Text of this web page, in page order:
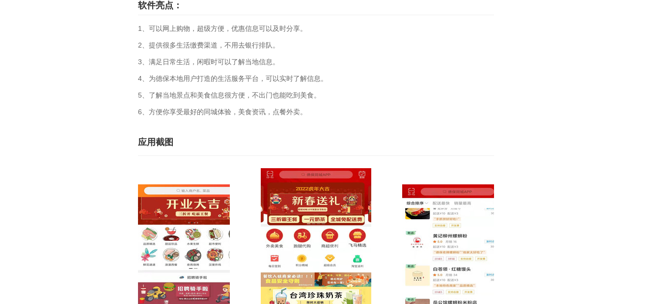
软件亮点：
1、可以网上购物，超级方便，优惠信息可以及时分享。
2、提供很多生活缴费渠道，不用去银行排队。
3、满足日常生活，闲暇时可以了解当地信息。
4、为德保本地用户打造的生活服务平台，可以实时了解信息。
5、了解当地景点和美食信息很方便，不出门也能吃到美食。
6、方便你享受最好的同城体验，美食资讯，点餐外卖。
应用截图